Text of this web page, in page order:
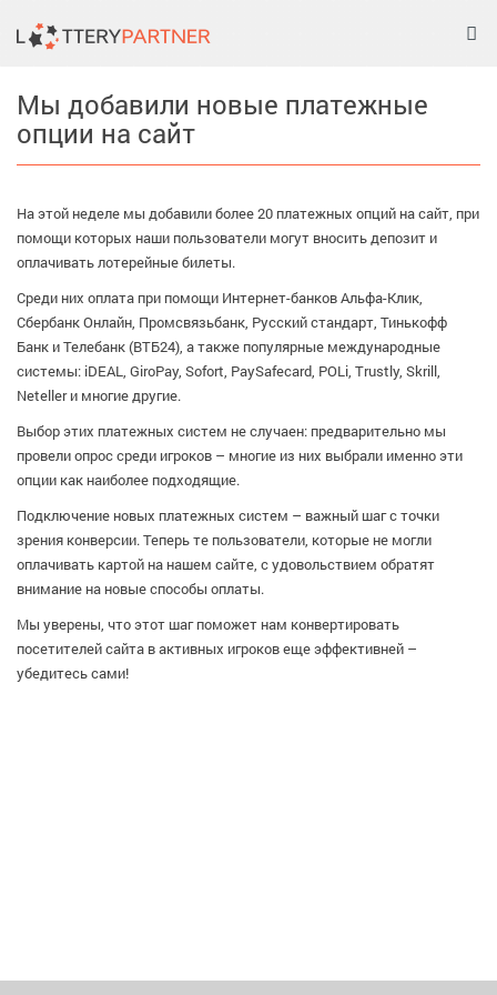
Мы добавили новые платежные
опции на сайт
На этой неделе мы добавили более 20 платежных опций на сайт, при
помощи которых наши пользователи могут вносить депозит и
оплачивать лотерейные билеты.
Среди них оплата при помощи Интернет-банков Альфа-Клик,
Сбербанк Онлайн, Промсвязьбанк, Русский стандарт, Тинькофф
Банк и Телебанк (ВТБ24), а также популярные международные
системы: iDEAL, GiroPay, Sofort, PaySafecard, POLi, Trustly, Skrill,
Neteller и многие другие.
Выбор этих платежных систем не случаен: предварительно мы
провели опрос среди игроков – многие из них выбрали именно эти
опции как наиболее подходящие.
Подключение новых платежных систем – важный шаг с точки
зрения конверсии. Теперь те пользователи, которые не могли
оплачивать картой на нашем сайте, с удовольствием обратят
внимание на новые способы оплаты.
Мы уверены, что этот шаг поможет нам конвертировать
посетителей сайта в активных игроков еще эффективней –
убедитесь сами!